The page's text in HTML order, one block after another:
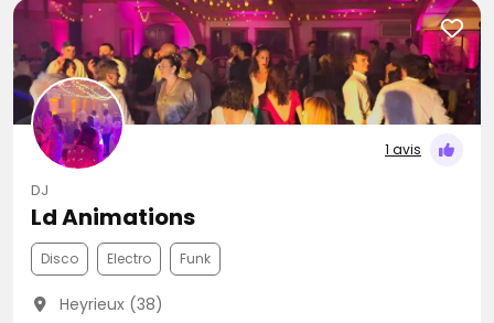
1 avis
DJ
Ld Animations
Disco Electro Funk
Heyrieux (38)